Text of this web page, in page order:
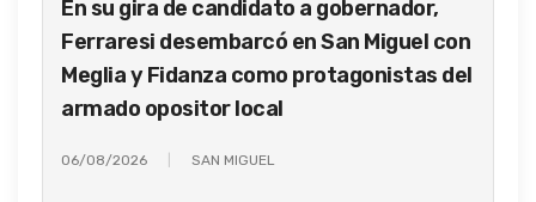
En su gira de candidato a gobernador,
Ferraresi desembarcó en San Miguel con
Meglia y Fidanza como protagonistas del
armado opositor local
06/08/2026 SAN MIGUEL